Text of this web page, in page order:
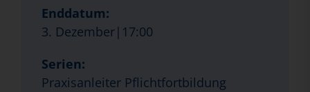
Enddatum:
3. Dezember|17:00
Serien:
Praxisanleiter Pflichtfortbildung